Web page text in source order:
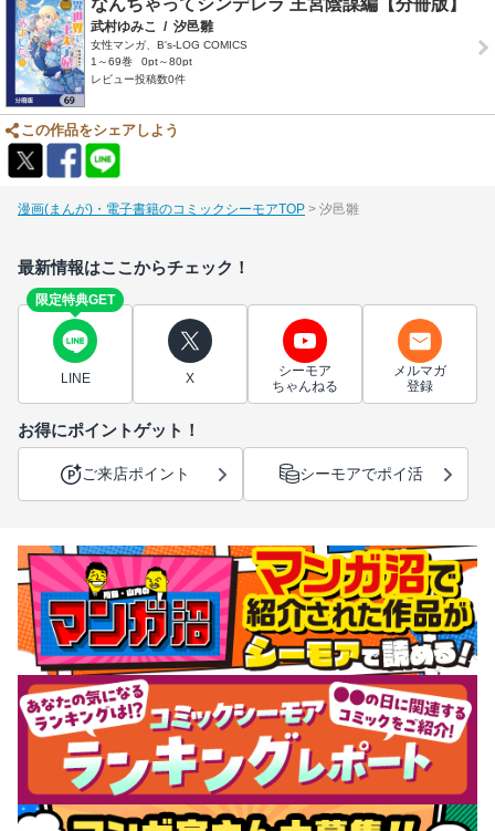
武村ゆみこ / 汐邑雛
女性マンガ、B's-LOG COMICS
1～69巻
0pt～80pt
レビュー投稿数0件
この作品をシェアしよう
漫画(まんが)・電子書籍のコミックシーモアTOP 汐邑雛
最新情報はここからチェック！
限定特典GET
LINE X
シーモア
ちゃんねる
メルマガ
登録
お得にポイントゲット！
ご来店ポイント シーモアでポイ活